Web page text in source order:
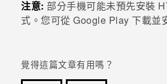
校園專案
銷售通路
支援服務
注意: 部分手機可能未預先安裝
式。 您可從 Google Play 下載並
覺得這篇文章有用嗎？